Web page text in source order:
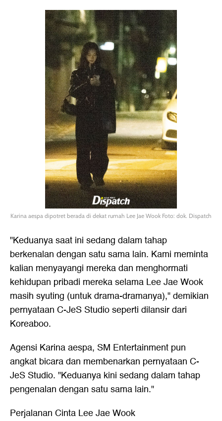
Karina aespa dipotret berada di dekat rumah Lee Jae Wook Foto: dok. Dispatch
"Keduanya saat ini sedang dalam tahap
berkenalan dengan satu sama lain. Kami meminta
kalian menyayangi mereka dan menghormati
kehidupan pribadi mereka selama Lee Jae Wook
masih syuting (untuk drama-dramanya)," demikian
pernyataan C-JeS Studio seperti dilansir dari
Koreaboo.
Agensi Karina aespa, SM Entertainment pun
angkat bicara dan membenarkan pernyataan C-
JeS Studio. "Keduanya kini sedang dalam tahap
pengenalan dengan satu sama lain."
Perjalanan Cinta Lee Jae Wook